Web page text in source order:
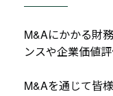
M&Aにかかる財
ンスや企業価値
M&Aを通じて皆